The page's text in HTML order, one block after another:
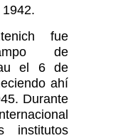
fue
de
el 6 de
ahí
Durante
institutos